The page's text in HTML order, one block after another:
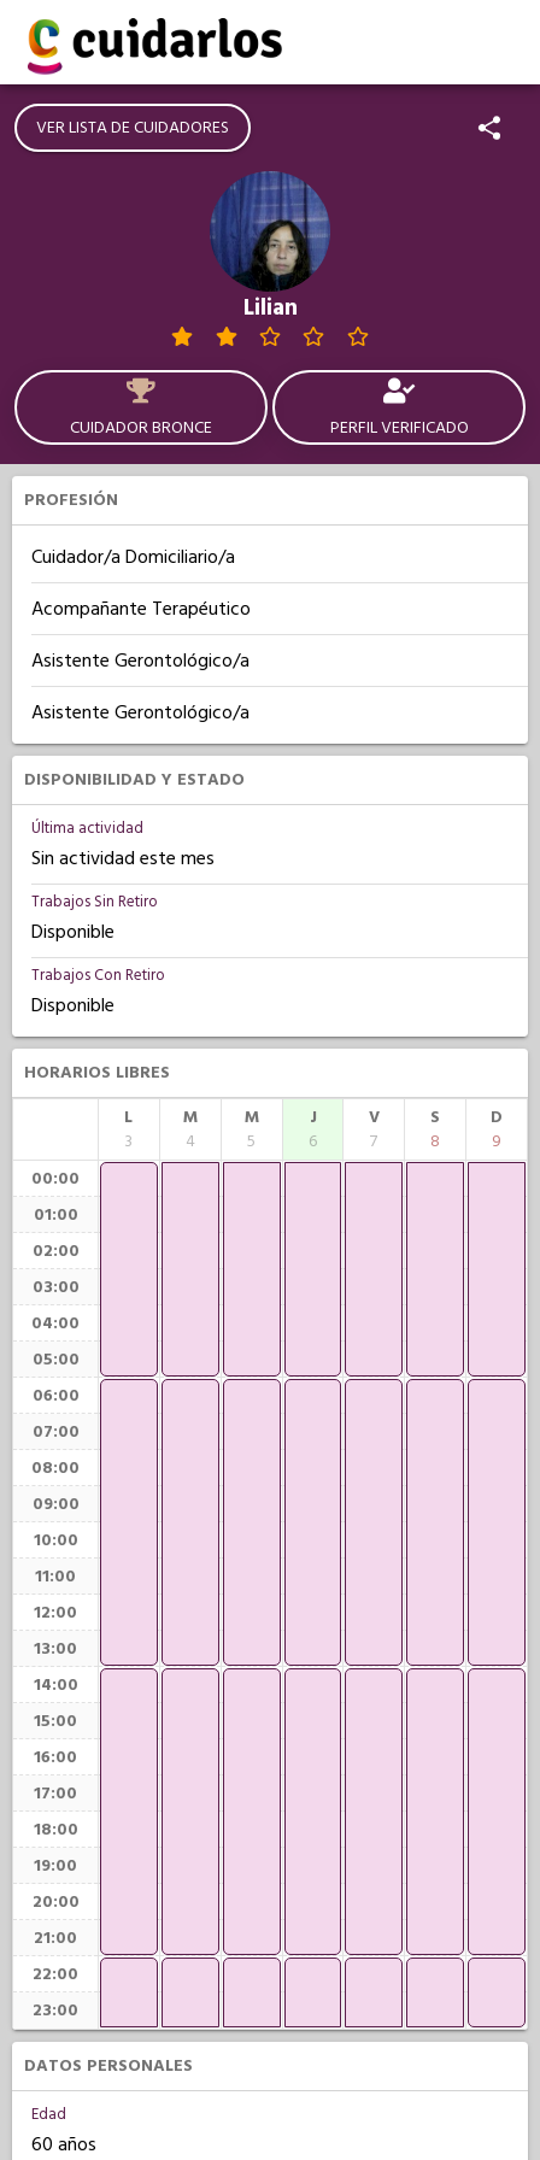
VER LISTA DE CUIDADORES
Lilian
CUIDADOR BRONCE PERFIL VERIFICADO
PROFESIÓN
Cuidador/a Domiciliario/a
Acompañante Terapéutico
Asistente Gerontológico/a
Asistente Gerontológico/a
DISPONIBILIDAD Y ESTADO
Última actividad
Sin actividad este mes
Trabajos Sin Retiro
Disponible
Trabajos Con Retiro
Disponible
HORARIOS LIBRES
L
3
M
4
M
5
J
6
V
7
S
8
D
9
00:00
01:00
02:00
03:00
04:00
05:00
06:00
07:00
08:00
09:00
10:00
11:00
12:00
13:00
14:00
15:00
16:00
17:00
18:00
19:00
20:00
21:00
22:00
23:00
DATOS PERSONALES
Edad
60 años